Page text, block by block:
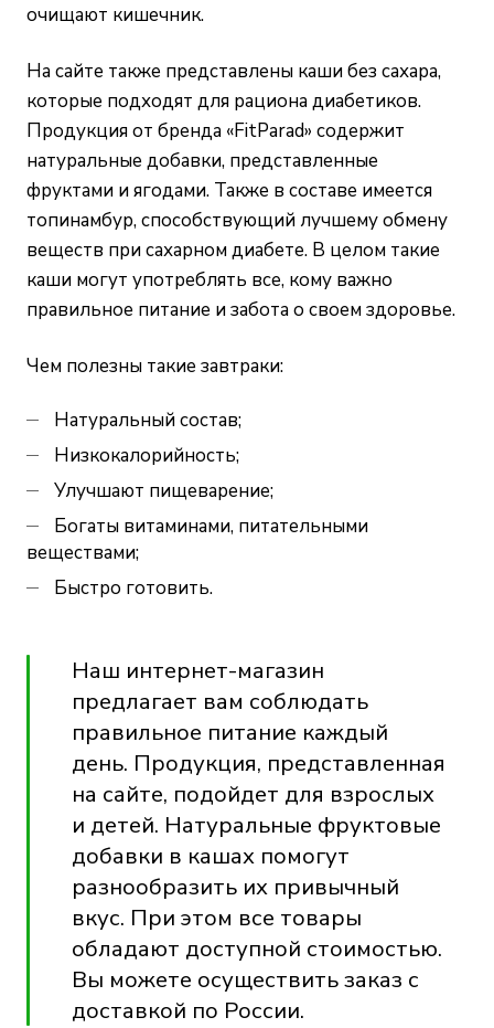
очищают кишечник.
На сайте также представлены каши без сахара,
которые подходят для рациона диабетиков.
Продукция от бренда «FitParad» содержит
натуральные добавки, представленные
фруктами и ягодами. Также в составе имеется
топинамбур, способствующий лучшему обмену
веществ при сахарном диабете. В целом такие
каши могут употреблять все, кому важно
правильное питание и забота о своем здоровье.
Чем полезны такие завтраки:
Натуральный состав;
Низкокалорийность;
Улучшают пищеварение;
Богаты витаминами, питательными
веществами;
Быстро готовить.
Наш интернет-магазин
предлагает вам соблюдать
правильное питание каждый
день. Продукция, представленная
на сайте, подойдет для взрослых
и детей. Натуральные фруктовые
добавки в кашах помогут
разнообразить их привычный
вкус. При этом все товары
обладают доступной стоимостью.
Вы можете осуществить заказ с
доставкой по России.